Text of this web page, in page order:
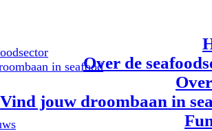
in seafoodOver de
Vind jouw droombaan in